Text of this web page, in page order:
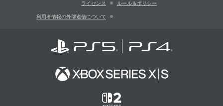
ライセンス ルール＆ポリシー
利用者情報の外部送信について